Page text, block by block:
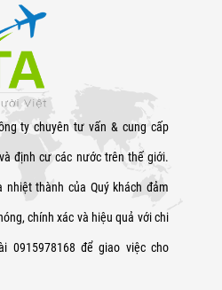
ty chuyên tư vấn & cung cấp
định cư các nước trên thế giới.
thành của Quý khách đảm
chính xác và hiệu quả với chi
0915978168 để giao việc cho